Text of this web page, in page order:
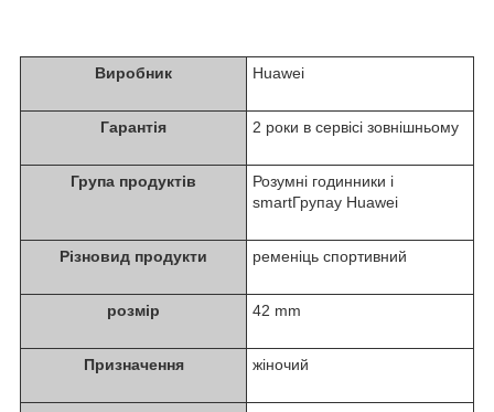
Виробник Huawei
Гарантія 2 роки в сервісі зовнішньому
Група продуктів
Розумні годинники i
smartГрупаy Huawei
Різновид продукти ременіць спортивний
розмір 42 mm
Призначення жіночий